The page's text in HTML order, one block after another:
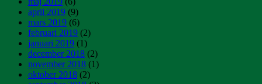
april 2019 (9)
mars 2019 (6)
februari 2019 (2)
januari 2019 (1)
december 2018 (2)
november 2018 (1)
oktober 2018 (2)